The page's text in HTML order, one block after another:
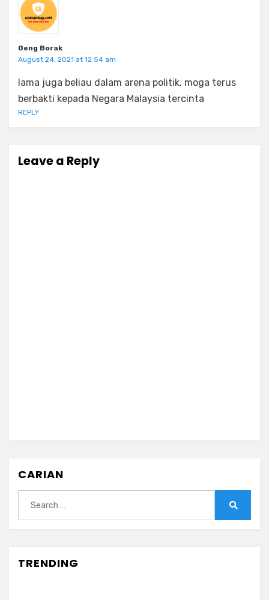
Geng Borak
August 24, 2021 at 12:54 am
lama juga beliau dalam arena politik. moga terus
berbakti kepada Negara Malaysia tercinta
REPLY
Leave a Reply
CARIAN
for:
TRENDING